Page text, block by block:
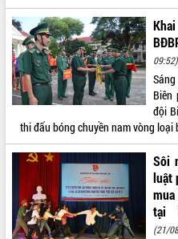
09:52)
Biên
đội
thi đấu bóng chuyền nam vòng loại
Sôi
luật
tại
(21/